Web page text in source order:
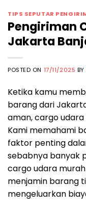
TIPS SEPUTAR
Pengiriman
Jakarta
POSTED ON 17/11/2025 BY
Ketika kamu
barang dari
aman, cargo
Kami memahami
faktor penting
sebabnya banyak
cargo udara
menjamin barang
mengeluarkan